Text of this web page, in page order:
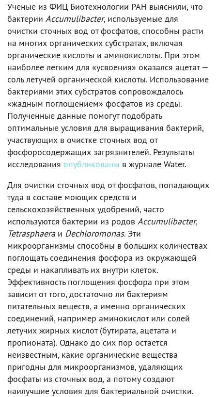
Ученые из ФИЦ Биотехнологии РАН выяснили, что
бактерии Accumulibacter, используемые для
очистки сточных вод от фосфатов, способны расти
на многих органических субстратах, включая
органические кислоты и аминокислоты. При этом
наиболее легким для «усвоения» оказался ацетат —
соль летучей органической кислоты. Использование
бактериями этих субстратов сопровождалось
«жадным поглощением» фосфатов из среды.
Полученные данные помогут подобрать
оптимальные условия для выращивания бактерий,
участвующих в очистке сточных вод от
фосфоросодержащих загрязнителей. Результаты
исследования опубликованы в журнале Water.
Для очистки сточных вод от фосфатов, попадающих
туда в составе моющих средств и
сельскохозяйственных удобрений, часто
используются бактерии из родов Accumulibacter,
Tetrasphaeraи Dechloromonas. Эти
микроорганизмы способны в больших количествах
поглощать соединения фосфора из окружающей
среды и накапливать их внутри клеток.
Эффективность поглощения фосфора при этом
зависит от того, достаточно ли бактериям
питательных веществ, а именно органических
соединений, например аминокислот или солей
летучих жирных кислот (бутирата, ацетата и
пропионата). Однако до сих пор остается
неизвестным, какие органические вещества
пригодны для микроорганизмов, удаляющих
фосфаты из сточных вод, а потому создают
наилучшие условия для бактериальной очистки.